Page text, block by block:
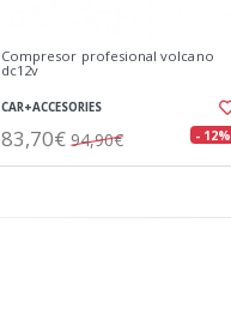
Compresor profesional volcano
dc12v
CAR+ACCESORIES
83,70€ 94,90€ - 12%